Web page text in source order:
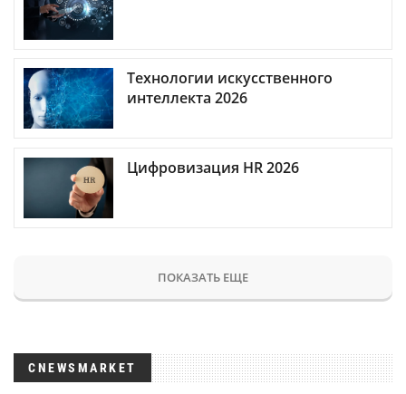
Технологии искусственного
интеллекта 2026
Цифровизация HR 2026
ПОКАЗАТЬ ЕЩЕ
CNEWSMARKET